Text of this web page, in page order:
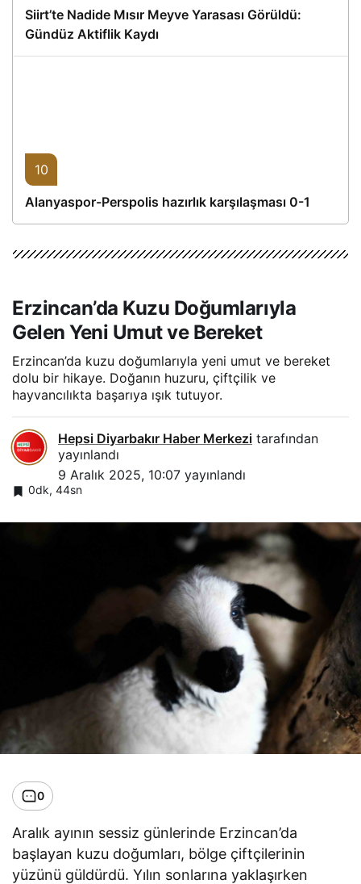
Siirt’te Nadide Mısır Meyve Yarasası Görüldü:
Gündüz Aktiflik Kaydı
10
Alanyaspor-Perspolis hazırlık karşılaşması 0-1
Erzincan’da Kuzu Doğumlarıyla
Gelen Yeni Umut ve Bereket
Erzincan’da kuzu doğumlarıyla yeni umut ve bereket
dolu bir hikaye. Doğanın huzuru, çiftçilik ve
hayvancılıkta başarıya ışık tutuyor.
Hepsi Diyarbakır Haber Merkezi tarafından
yayınlandı
9 Aralık 2025, 10:07 yayınlandı
0dk, 44sn
0
Aralık ayının sessiz günlerinde Erzincan’da
başlayan kuzu doğumları, bölge çiftçilerinin
yüzünü güldürdü. Yılın sonlarına yaklaşırken